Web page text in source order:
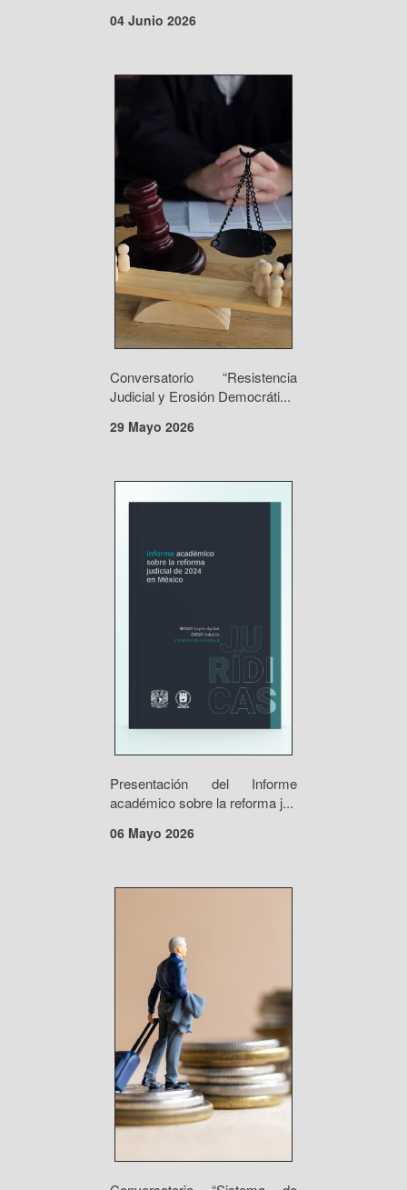
04 Junio 2026
Conversatorio “Resistencia
Judicial y Erosión Democráti...
29 Mayo 2026
Presentación del Informe
académico sobre la reforma j...
06 Mayo 2026